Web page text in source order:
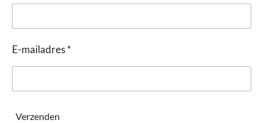
E-mailadres *
Verzenden